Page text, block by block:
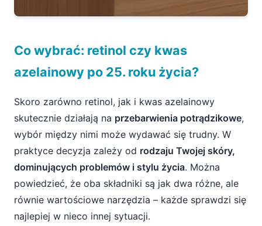
Co wybrać: retinol czy kwas
azelainowy po 25. roku życia?
Skoro zarówno retinol, jak i kwas azelainowy
skutecznie działają na przebarwienia potrądzikowe,
wybór między nimi może wydawać się trudny. W
praktyce decyzja zależy od rodzaju Twojej skóry,
dominujących problemów i stylu życia. Można
powiedzieć, że oba składniki są jak dwa różne, ale
równie wartościowe narzędzia – każde sprawdzi się
najlepiej w nieco innej sytuacji.